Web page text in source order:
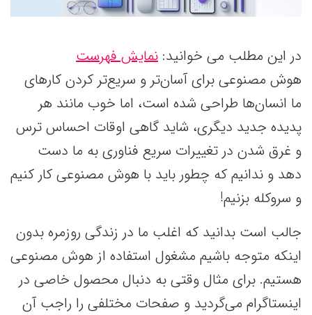
در این مطلب می خوانید: نمایش فهرست
هوش مصنوعی برای آسان‌تر و سریع‌تر کردن کارهای
ما انسان‌ها طراحی شده است، اما خوب مانند هر
پدیده جدید دیگری، شاید گاهی اوقات احساس ترس
و غرق شدن در تغییرات سریع فناوری به ما دست
دهد و ندانیم که چطور باید با هوش مصنوعی کار کنیم
و سروکله بزنیم!
جالب است بدانید که اغلب ما در زندگی روزمره بدون
اینکه متوجه باشیم مشغول استفاده از هوش مصنوعی
هستیم. برای مثال وقتی به دنبال محصول خاصی در
اینستاگرام می‌گردید و صفحات مختلفی را راجب آن